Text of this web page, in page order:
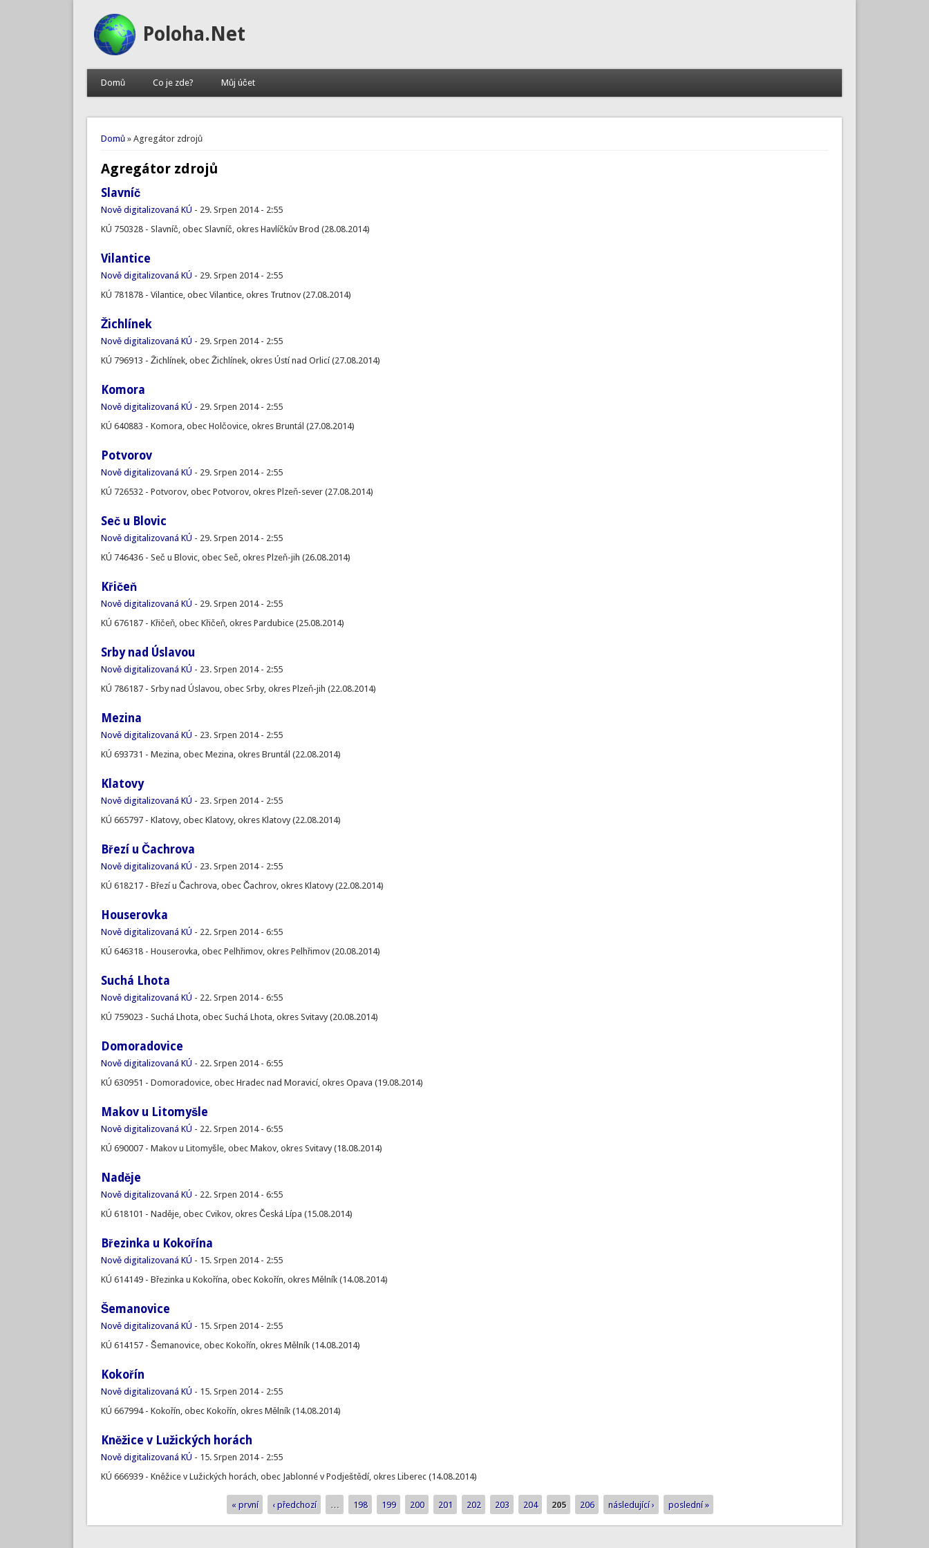
Poloha.Net
Domů Co je zde? Můj účet
Jste zde
Domů» Agregátor zdrojů
Agregátor zdrojů
Slavníč
Nově digitalizovaná KÚ - 29. Srpen 2014 - 2:55
KÚ 750328 - Slavníč, obec Slavníč, okres Havlíčkův Brod (28.08.2014)
Vilantice
Nově digitalizovaná KÚ - 29. Srpen 2014 - 2:55
KÚ 781878 - Vilantice, obec Vilantice, okres Trutnov (27.08.2014)
Žichlínek
Nově digitalizovaná KÚ - 29. Srpen 2014 - 2:55
KÚ 796913 - Žichlínek, obec Žichlínek, okres Ústí nad Orlicí (27.08.2014)
Komora
Nově digitalizovaná KÚ - 29. Srpen 2014 - 2:55
KÚ 640883 - Komora, obec Holčovice, okres Bruntál (27.08.2014)
Potvorov
Nově digitalizovaná KÚ - 29. Srpen 2014 - 2:55
KÚ 726532 - Potvorov, obec Potvorov, okres Plzeň-sever (27.08.2014)
Seč u Blovic
Nově digitalizovaná KÚ - 29. Srpen 2014 - 2:55
KÚ 746436 - Seč u Blovic, obec Seč, okres Plzeň-jih (26.08.2014)
Křičeň
Nově digitalizovaná KÚ - 29. Srpen 2014 - 2:55
KÚ 676187 - Křičeň, obec Křičeň, okres Pardubice (25.08.2014)
Srby nad Úslavou
Nově digitalizovaná KÚ - 23. Srpen 2014 - 2:55
KÚ 786187 - Srby nad Úslavou, obec Srby, okres Plzeň-jih (22.08.2014)
Mezina
Nově digitalizovaná KÚ - 23. Srpen 2014 - 2:55
KÚ 693731 - Mezina, obec Mezina, okres Bruntál (22.08.2014)
Klatovy
Nově digitalizovaná KÚ - 23. Srpen 2014 - 2:55
KÚ 665797 - Klatovy, obec Klatovy, okres Klatovy (22.08.2014)
Březí u Čachrova
Nově digitalizovaná KÚ - 23. Srpen 2014 - 2:55
KÚ 618217 - Březí u Čachrova, obec Čachrov, okres Klatovy (22.08.2014)
Houserovka
Nově digitalizovaná KÚ - 22. Srpen 2014 - 6:55
KÚ 646318 - Houserovka, obec Pelhřimov, okres Pelhřimov (20.08.2014)
Suchá Lhota
Nově digitalizovaná KÚ - 22. Srpen 2014 - 6:55
KÚ 759023 - Suchá Lhota, obec Suchá Lhota, okres Svitavy (20.08.2014)
Domoradovice
Nově digitalizovaná KÚ - 22. Srpen 2014 - 6:55
KÚ 630951 - Domoradovice, obec Hradec nad Moravicí, okres Opava (19.08.2014)
Makov u Litomyšle
Nově digitalizovaná KÚ - 22. Srpen 2014 - 6:55
KÚ 690007 - Makov u Litomyšle, obec Makov, okres Svitavy (18.08.2014)
Naděje
Nově digitalizovaná KÚ - 22. Srpen 2014 - 6:55
KÚ 618101 - Naděje, obec Cvikov, okres Česká Lípa (15.08.2014)
Březinka u Kokořína
Nově digitalizovaná KÚ - 15. Srpen 2014 - 2:55
KÚ 614149 - Březinka u Kokořína, obec Kokořín, okres Mělník (14.08.2014)
Šemanovice
Nově digitalizovaná KÚ - 15. Srpen 2014 - 2:55
KÚ 614157 - Šemanovice, obec Kokořín, okres Mělník (14.08.2014)
Kokořín
Nově digitalizovaná KÚ - 15. Srpen 2014 - 2:55
KÚ 667994 - Kokořín, obec Kokořín, okres Mělník (14.08.2014)
Kněžice v Lužických horách
Nově digitalizovaná KÚ - 15. Srpen 2014 - 2:55
KÚ 666939 - Kněžice v Lužických horách, obec Jablonné v Podještědí, okres Liberec (14.08.2014)
« první ‹ předchozí … 198 199 200 201 202 203 204 205 206 následující › poslední »